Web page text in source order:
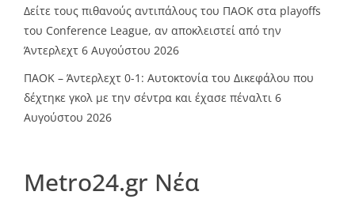
Δείτε τους πιθανούς αντιπάλους του ΠΑΟΚ στα playoffs
του Conference League, αν αποκλειστεί από την
Άντερλεχτ 6 Αυγούστου 2026
ΠΑΟΚ – Άντερλεχτ 0-1: Αυτοκτονία του Δικεφάλου που
δέχτηκε γκολ με την σέντρα και έχασε πέναλτι 6
Αυγούστου 2026
Metro24.gr Νέα